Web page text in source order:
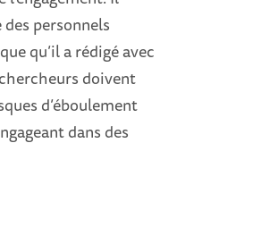
des personnels
qu’il a rédigé avec
doivent
d’éboulement
dans des